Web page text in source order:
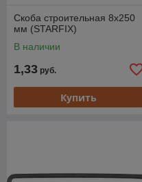
Скоба строительная 8х250
мм (STARFIX)
В наличии
1,33 руб.
Купить